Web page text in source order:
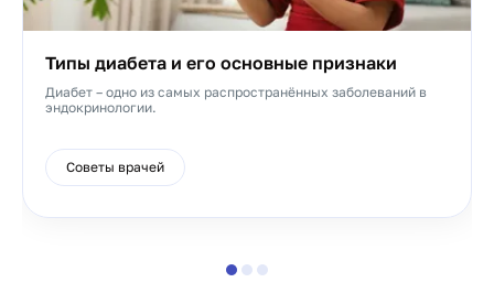
Типы диабета и его основные признаки
Диабет – одно из самых распространённых заболеваний в
эндокринологии.
Советы врачей